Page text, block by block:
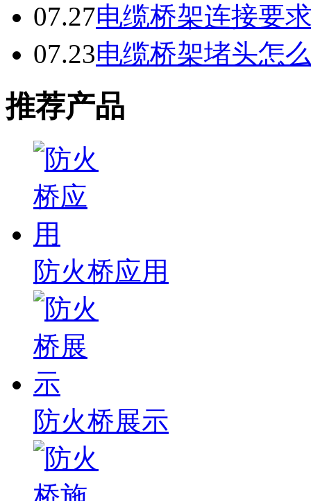
07.27电缆桥架连接要
07.23电缆桥架堵头怎
推荐产品
防火桥应用
防火桥展示